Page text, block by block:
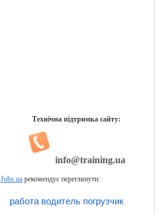
Технічна підтримка сайту:
info@training.ua
Jobs.ua рекомендує переглянути:
работа водитель погрузчик